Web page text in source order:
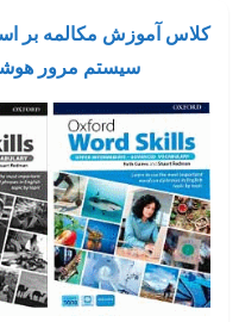
کلاس آموزش مکالمه بر
سیستم مرور